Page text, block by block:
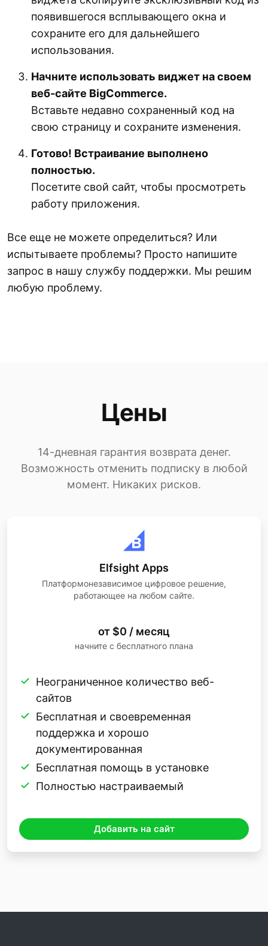
появившегося всплывающего окна и
сохраните его для дальнейшего
использования.
Начните использовать виджет на своем
веб-сайте BigCommerce.
Вставьте недавно сохраненный код на
свою страницу и сохраните изменения.
Готово! Встраивание выполнено
полностью.
Посетите свой сайт, чтобы просмотреть
работу приложения.
Все еще не можете определиться? Или
испытываете проблемы? Просто напишите
запрос в нашу службу поддержки. Мы решим
любую проблему.
Цены
14-дневная гарантия возврата денег.
Возможность отменить подписку в любой
момент. Никаких рисков.
Elfsight Apps
Платформонезависимое цифровое решение,
работающее на любом сайте.
от $0 / месяц
начните с бесплатного плана
Неограниченное количество веб-
сайтов
Бесплатная и своевременная
поддержка и хорошо
документированная
Бесплатная помощь в установке
Полностью настраиваемый
Добавить на сайт